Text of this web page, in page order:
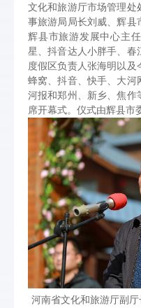
文化和旅游厅市场管理处
事旅游局局长刘威、辉县
辉县市旅游发展中心主
星、抖音达人小胖手、春
度假区负责人张海明以
蜂窝、抖音、快手、大河
河报和郑州、新乡、焦作
席开幕式。仪式由辉县市
河南省文化和旅游厅副